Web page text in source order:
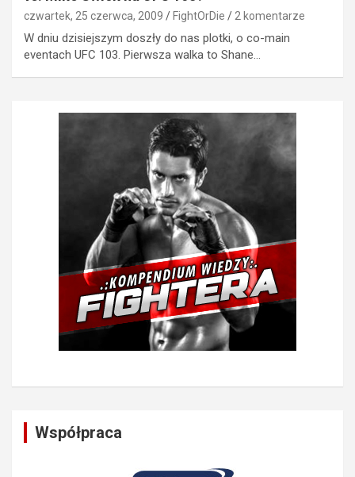
czwartek, 25 czerwca, 2009 FightOrDie 2 komentarze
W dniu dzisiejszym doszły do nas plotki, o co-main
eventach UFC 103. Pierwsza walka to Shane…
Współpraca